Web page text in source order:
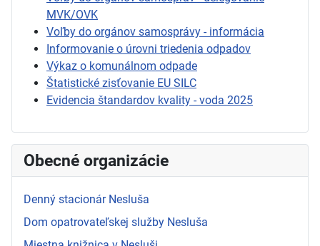
MVK/OVK
Voľby do orgánov samosprávy - informácia
Informovanie o úrovni triedenia odpadov
Výkaz o komunálnom odpade
Štatistické zisťovanie EU SILC
Evidencia štandardov kvality - voda 2025
Obecné organizácie
Denný stacionár Nesluša
Dom opatrovateľskej služby Nesluša